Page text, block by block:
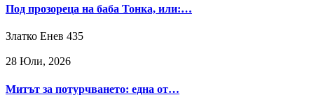
Под прозореца на баба Тонка, или:…
Златко Енев 435
28 Юли, 2026
Митът за потурчването: една от…